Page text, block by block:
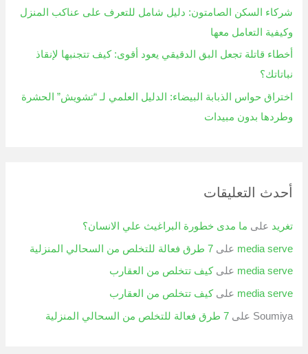
شركاء السكن الصامتون: دليل شامل للتعرف على عناكب المنزل
وكيفية التعامل معها
أخطاء قاتلة تجعل البق الدقيقي يعود أقوى: كيف تتجنبها لإنقاذ
نباتاتك؟
اختراق حواس الذبابة البيضاء: الدليل العلمي لـ “تشويش” الحشرة
وطردها بدون مبيدات
أحدث التعليقات
تغريد على ما مدى خطورة البراغيث علي الانسان؟
media serve على7 طرق فعالة للتخلص من السحالي المنزلية
media serve علىكيف تتخلص من العقارب
media serve علىكيف تتخلص من العقارب
Soumiya على7 طرق فعالة للتخلص من السحالي المنزلية